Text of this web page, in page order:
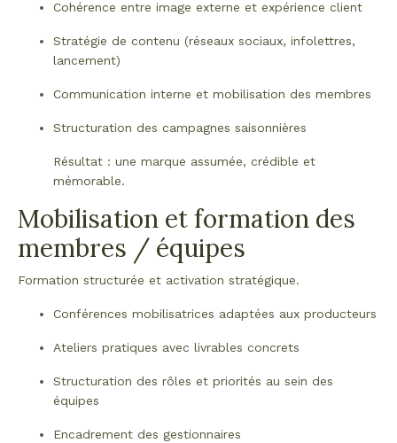
Cohérence entre image externe et expérience client
Stratégie de contenu (réseaux sociaux, infolettres,
lancement)
Communication interne et mobilisation des membres
Structuration des campagnes saisonnières
Résultat : une marque assumée, crédible et
mémorable.
Mobilisation et formation des
membres / équipes
Formation structurée et activation stratégique.
Conférences mobilisatrices adaptées aux producteurs
Ateliers pratiques avec livrables concrets
Structuration des rôles et priorités au sein des
équipes
Encadrement des gestionnaires